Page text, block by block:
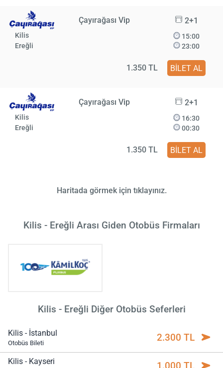
Çayırağası Vip 2+1
Kilis
Ereğli
15:00
23:00
1.350 TL BİLET AL
Çayırağası Vip 2+1
Kilis
Ereğli
16:30
00:30
1.350 TL BİLET AL
Haritada görmek için tıklayınız.
Kilis - Ereğli Arası Giden Otobüs Firmaları
Kilis - Ereğli Diğer Otobüs Seferleri
Kilis - İstanbul
Otobüs Bileti 2.300 TL
Kilis - Kayseri